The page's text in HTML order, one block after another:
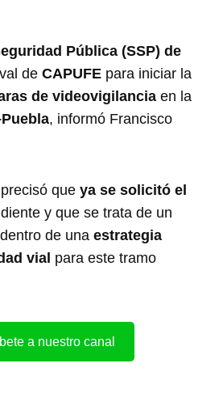
Pública (SSP) de
deCAPUFE para iniciar la
de videovigilancia en la
, informó Francisco
queya se solicitó el
y que se trata de un
de unaestrategia
vial para este tramo
a nuestro canal